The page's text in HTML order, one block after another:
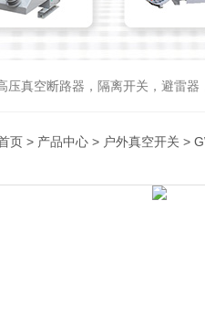
压真空断路器，隔离开关，避雷器
页 > 产品中心 > 户外真空开关 >